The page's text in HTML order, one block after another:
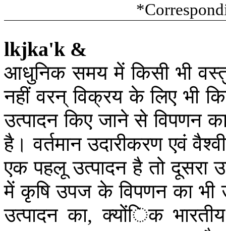
lkjka'k &
आधुनिक समय में किसी भी
नहीं वरन् विक्रय के लिए भी
उत्पादन किए जाने से विपणन
है। वर्तमान उदारीकरण एवं
एक पहलू उत्पादन है तो दूसरा
में कृषि उपज के विपणन का भी
उत्पादन का,क्योंिक भारतीय